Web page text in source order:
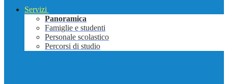
Servizi
Panoramica
Famiglie e studenti
Personale scolastico
Percorsi di studio